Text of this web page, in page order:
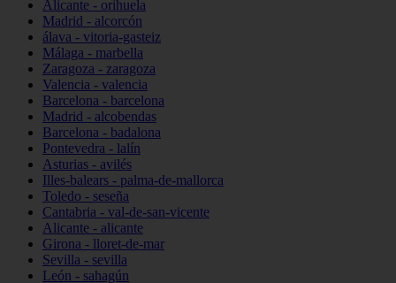
Alicante - orihuela
Madrid - alcorcón
álava - vitoria-gasteiz
Málaga - marbella
Zaragoza - zaragoza
Valencia - valencia
Barcelona - barcelona
Madrid - alcobendas
Barcelona - badalona
Pontevedra - lalín
Asturias - avilés
Illes-balears - palma-de-mallorca
Toledo - seseña
Cantabria - val-de-san-vicente
Alicante - alicante
Girona - lloret-de-mar
Sevilla - sevilla
León - sahagún